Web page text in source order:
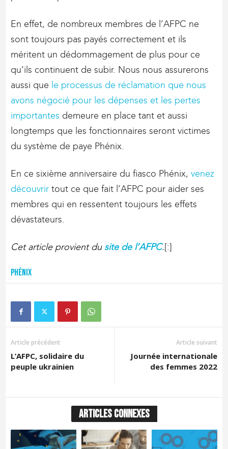
En effet, de nombreux membres de l’AFPC ne
sont toujours pas payés correctement et ils
méritent un dédommagement de plus pour ce
qu’ils continuent de subir. Nous nous assurerons
aussi que le processus de réclamation que nous
avons négocié pour les dépenses et les pertes
importantes demeure en place tant et aussi
longtemps que les fonctionnaires seront victimes
du système de paye Phénix.
En ce sixième anniversaire du fiasco Phénix,venez
découvrir tout ce que fait l’AFPC pour aider ses
membres qui en ressentent toujours les effets
dévastateurs.
Cet article provient du site de l’AFPC.[:]
Phénix
Article précédent
L’AFPC, solidaire du
peuple ukrainien
Article suivant
Journée internationale
des femmes 2022
ARTICLES CONNEXES